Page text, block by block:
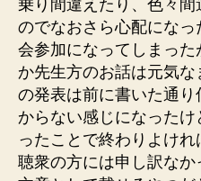
乗り間違えたり、色々
のでなおさら心配にな
会参加になってしまっ
か先生方のお話は元気
の発表は前に書いた通
からない感じになった
ったことで終わりよけれ
聴衆の方には申し訳な